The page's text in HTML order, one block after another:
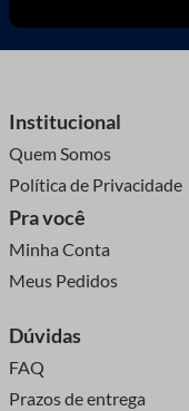
Institucional
Quem Somos
Política de Privacidade
Pra você
Minha Conta
Meus Pedidos
Dúvidas
FAQ
Prazos de entrega